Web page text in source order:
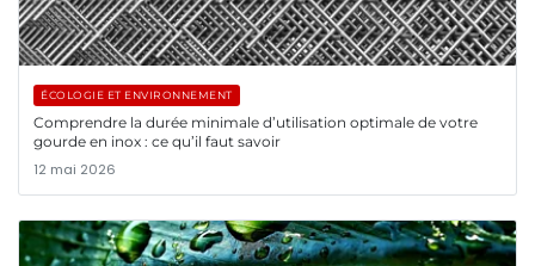
ÉCOLOGIE ET ENVIRONNEMENT
Comprendre la durée minimale d’utilisation optimale de votre
gourde en inox : ce qu’il faut savoir
12 mai 2026